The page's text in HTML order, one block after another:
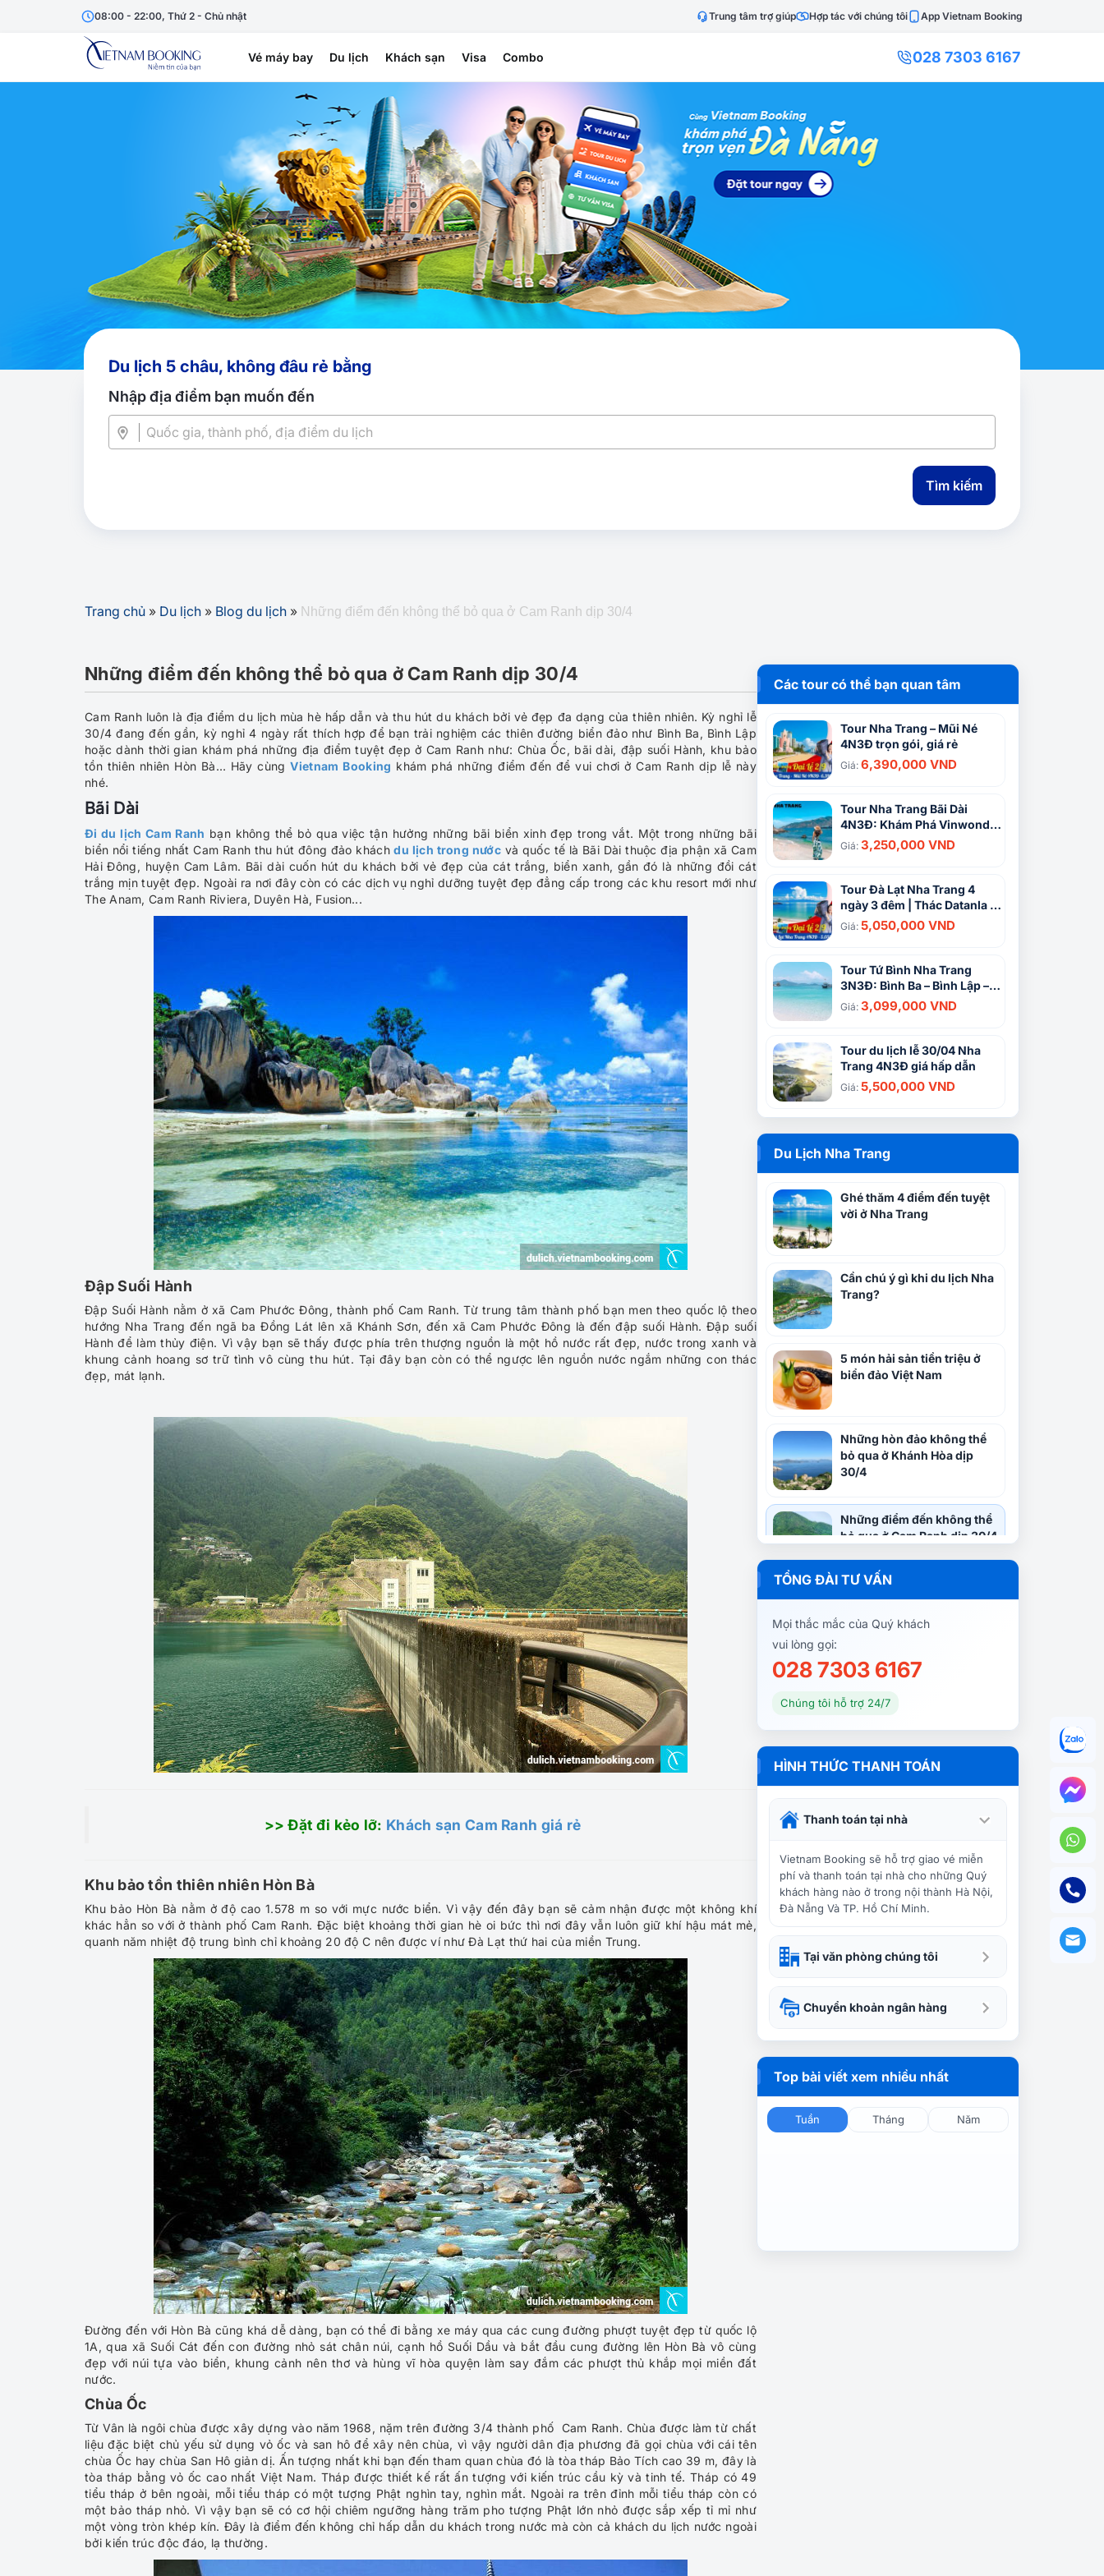
08:00 - 22:00, Thứ 2 - Chủ nhật Trung tâm trợ giúp Hợp tác với chúng tôi App Vietnam Booking
Vé máy bay Du lịch Khách sạn Visa Combo 028 7303 6167
Du lịch 5 châu, không đâu rẻ bằng
Nhập địa điểm bạn muốn đến
Tìm kiếm
Trang chủ » Du lịch » Blog du lịch » Những điểm đến không thể bỏ qua ở Cam Ranh dịp 30/4
Những điểm đến không thể bỏ qua ở Cam Ranh dịp 30/4
Cam Ranh luôn là địa điểm du lịch mùa hè hấp dẫn và thu hút du khách bởi vẻ đẹp đa dạng của thiên nhiên. Kỳ nghỉ lễ
30/4 đang đến gần, kỳ nghỉ 4 ngày rất thích hợp để bạn trải nghiệm các thiên đường biển đảo như Bình Ba, Bình Lập
hoặc dành thời gian khám phá những địa điểm tuyệt đẹp ở Cam Ranh như: Chùa Ốc, bãi dài, đập suối Hành, khu bảo
tồn thiên nhiên Hòn Bà… Hãy cùngVietnam Booking khám phá những điểm đến để vui chơi ở Cam Ranh dịp lễ này
nhé.
Bãi Dài
Đi du lịch Cam Ranh bạn không thể bỏ qua việc tận hưởng những bãi biển xinh đẹp trong vắt. Một trong những bãi
biển nổi tiếng nhất Cam Ranh thu hút đông đảo kháchdu lịch trong nướcvà quốc tế là Bãi Dài thuộc địa phận xã Cam
Hải Đông, huyện Cam Lâm. Bãi dài cuốn hút du khách bởi vẻ đẹp của cát trắng, biển xanh, gần đó là những đồi cát
trắng mịn tuyệt đẹp. Ngoài ra nơi đây còn có các dịch vụ nghỉ dưỡng tuyệt đẹp đẳng cấp trong các khu resort mới như
The Anam, Cam Ranh Riviera, Duyên Hà, Fusion...
Đập Suối Hành
Đập Suối Hành nằm ở xã Cam Phước Đông, thành phố Cam Ranh. Từ trung tâm thành phố bạn men theo quốc lộ theo
hướng Nha Trang đến ngã ba Đồng Lát lên xã Khánh Sơn, đến xã Cam Phước Đông là đến đập suối Hành. Đập suối
Hành để làm thủy điện. Vì vậy bạn sẽ thấy được phía trên thượng nguồn là một hồ nước rất đẹp, nước trong xanh và
khung cảnh hoang sơ trữ tình vô cùng thu hút. Tại đây bạn còn có thể ngược lên nguồn nước ngắm những con thác
đẹp, mát lạnh.
>> Đặt đi kẻo lỡ: Khách sạn Cam Ranh giá rẻ
Khu bảo tồn thiên nhiên Hòn Bà
Khu bảo Hòn Bà nằm ở độ cao 1.578 m so với mực nước biển. Vì vậy đến đây bạn sẽ cảm nhận được một không khí
khác hẳn so với ở thành phố Cam Ranh. Đặc biệt khoảng thời gian hè oi bức thì nơi đây vẫn luôn giữ khí hậu mát mẻ,
quanh năm nhiệt độ trung bình chỉ khoảng 20 độ C nên được ví như Đà Lạt thứ hai của miền Trung.
Đường đến với Hòn Bà cũng khá dễ dàng, bạn có thể đi bằng xe máy qua các cung đường phượt tuyệt đẹp từ quốc lộ
1A, qua xã Suối Cát đến con đường nhỏ sát chân núi, cạnh hồ Suối Dầu và bắt đầu cung đường lên Hòn Bà vô cùng
đẹp với núi tựa vào biển, khung cảnh nên thơ và hùng vĩ hòa quyện làm say đắm các phượt thủ khắp mọi miền đất
nước.
Chùa Ốc
Từ Vân là ngôi chùa được xây dựng vào năm 1968, nặm trên đường 3/4 thành phố Cam Ranh. Chùa được làm từ chất
liệu đặc biệt chủ yếu sử dụng vỏ ốc và san hô để xây nên chùa, vì vậy người dân địa phương đã gọi chùa với cái tên
chùa Ốc hay chùa San Hô giản dị. Ấn tượng nhất khi bạn đến tham quan chùa đó là tòa tháp Bảo Tích cao 39 m, đây là
tòa tháp bằng vỏ ốc cao nhất Việt Nam. Tháp được thiết kế rất ấn tượng với kiến trúc cầu kỳ và tinh tế. Tháp có 49
tiểu tháp ở bên ngoài, mỗi tiểu tháp có một tượng Phật nghìn tay, nghìn mắt. Ngoài ra trên đỉnh mỗi tiểu tháp còn có
một bảo tháp nhỏ. Vì vậy bạn sẽ có cơ hội chiêm ngưỡng hàng trăm pho tượng Phật lớn nhỏ được sắp xếp tỉ mỉ như
một vòng tròn khép kín. Đây là điểm đến không chỉ hấp dẫn du khách trong nước mà còn cả khách du lịch nước ngoài
bởi kiến trúc độc đáo, lạ thường.
Các tour có thể bạn quan tâm
Tour Nha Trang – Mũi Né
4N3Đ trọn gói, giá rẻ
Giá: 6,390,000 VND
Tour Nha Trang Bãi Dài
4N3Đ: Khám Phá Vinwonder
và Tháp Bà Ponagar
Giá: 3,250,000 VND
Tour Đà Lạt Nha Trang 4
ngày 3 đêm | Thác Datanla –
Green Hill – VinWonders –
Vịnh San Hô
Giá: 5,050,000 VND
Tour Tứ Bình Nha Trang
3N3Đ: Bình Ba – Bình Lập –
Bình Tiên – Bình Hưng
Giá: 3,099,000 VND
Tour du lịch lễ 30/04 Nha
Trang 4N3Đ giá hấp dẫn
Giá: 5,500,000 VND
Du Lịch Nha Trang
Ghé thăm 4 điểm đến tuyệt
vời ở Nha Trang
Cần chú ý gì khi du lịch Nha
Trang?
5 món hải sản tiền triệu ở
biển đảo Việt Nam
Những hòn đảo không thể
bỏ qua ở Khánh Hòa dịp
30/4
Những điểm đến không thể
bỏ qua ở Cam Ranh dịp 30/4
Kinh nghiệm du lịch Sài Gòn
Nha Trang 3N2Đ bằng tàu
hỏa 5 sao
Giới thiệu du lịch Nha Trang
Tour Nha Trang – Đà Lạt 4
Trang| Khám phá thành phố
biển 3N3Đ
Trang 3 ngày 2 đêm
Tour du lịch Nha Trang 2
ngày 3 đêm bằng tàu hỏa |
Ponagar, đầm Nha Phu
Tour du lịch Đà Nẵng –
Vinpearl Land – Nha Trang
3N4Đ trọn gói, tiết kiệm
TỔNG ĐÀI TƯ VẤN
Mọi thắc mắc của Quý khách
vui lòng gọi:
028 7303 6167
Chúng tôi hỗ trợ 24/7
HÌNH THỨC THANH TOÁN
Thanh toán tại nhà
Vietnam Booking sẽ hỗ trợ giao vé miễn
phí và thanh toán tại nhà cho những Quý
khách hàng nào ở trong nội thành Hà Nội,
Đà Nẵng Và TP. Hồ Chí Minh.
Tại văn phòng chúng tôi
Chuyển khoản ngân hàng
Top bài viết xem nhiều nhất
Tuần Tháng Năm